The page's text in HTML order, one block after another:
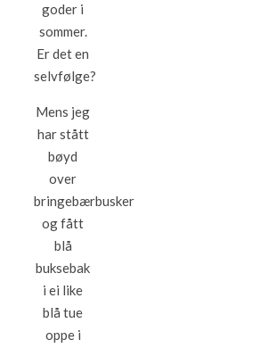
goder i
sommer.
Er det en
selvfølge?
Mens jeg
har stått
bøyd
over
bringebærbusker
og fått
blå
buksebak
i ei like
blå tue
oppe i